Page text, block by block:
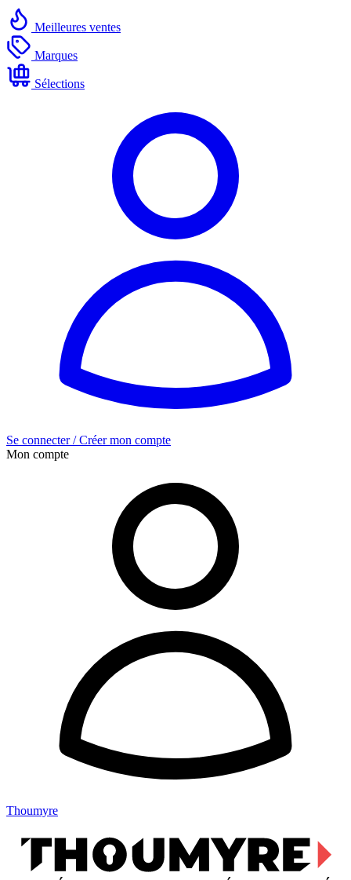
Meilleures ventes
Marques
Sélections
Se connecter / Créer mon compte
Mon compte
Thoumyre